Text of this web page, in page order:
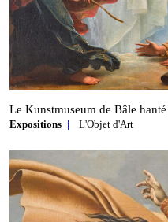
Le Kunstmuseum de Bâle
Expositions L'Objet d'Art